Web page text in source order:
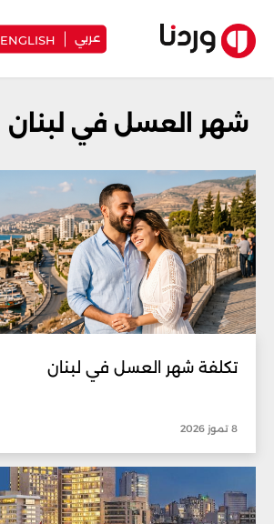
عربي ENGLISH
شهر العسل في لبنان
تكلفة شهر العسل في لبنان
8 تموز 2026